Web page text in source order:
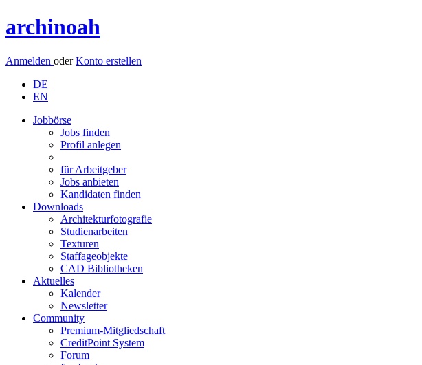
archinoah
Anmelden oderKonto erstellen
DE
EN
Jobbörse
Jobs finden
Profil anlegen
für Arbeitgeber
Jobs anbieten
Kandidaten finden
Downloads
Architekturfotografie
Studienarbeiten
Texturen
Staffageobjekte
CAD Bibliotheken
Aktuelles
Kalender
Newsletter
Community
Premium-Mitgliedschaft
CreditPoint System
Forum